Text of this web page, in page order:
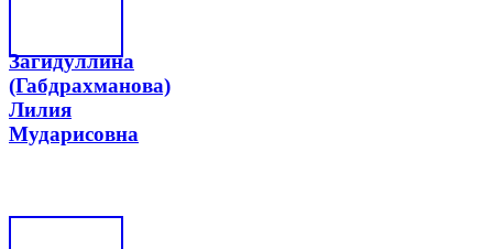
Загидуллина
(Габдрахманова)
Лилия
Мударисовна